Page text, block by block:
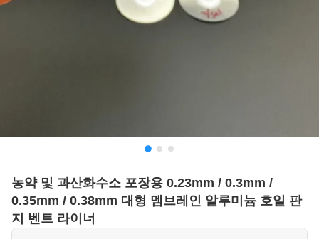
농약 및 과산화수소 포장용 0.23mm / 0.3mm /
0.35mm / 0.38mm 대형 멤브레인 알루미늄 호일 판
지 벤트 라이너